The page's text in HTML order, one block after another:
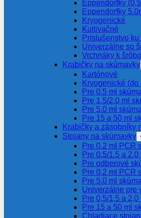
Eppendorfky
Eppendorfky
Kryogenické
Kultivačné
Príslušenstvo
Univerzálne so
Vrchnáky k
Krabičky na skúmavky
Kartónové
Kryogenické (do
Pre 0.5 ml
Pre 1.5/2.0 ml
Pre 5.0 ml
Pre 15 a 50 ml
Krabičky a zásobníky
Stojany na skúmavky
Pre 0.2 ml PCR
Pre 0.5/1.5 a
Pre odberové
Pre 0,2 ml PCR
Pre 5.0 ml
Univerzálne pre
Pre 0,5/1,5 a
Pre 15 a 50 ml
Chladiace